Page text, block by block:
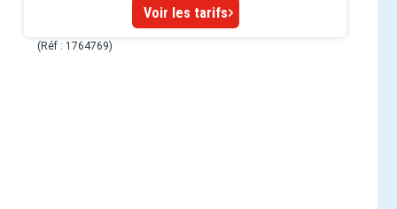
Voir les tarifs
(Réf : 1764769)